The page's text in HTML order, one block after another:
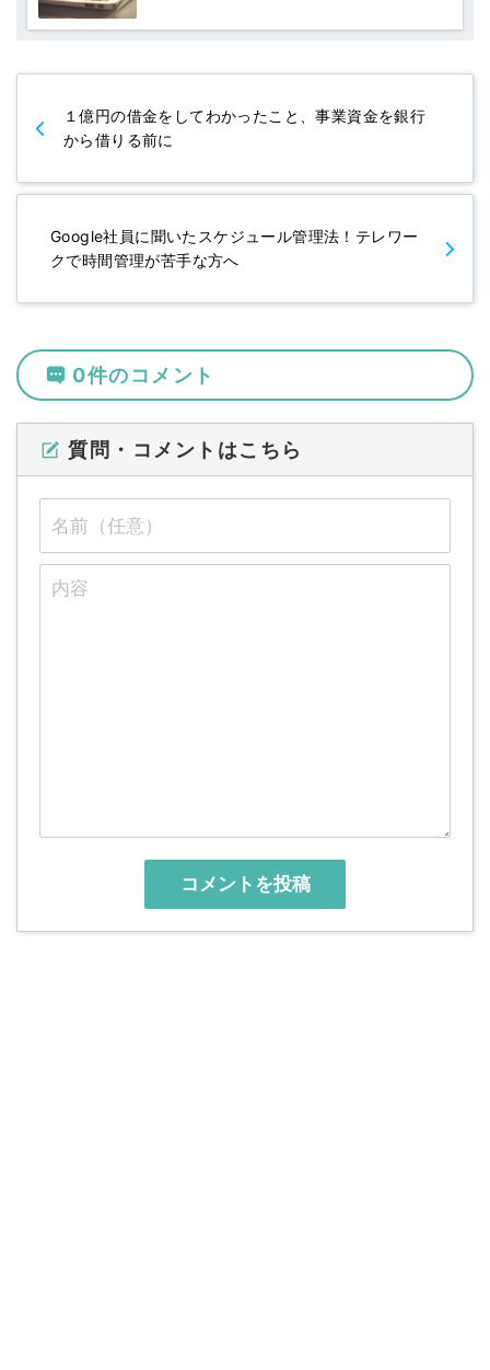
１億円の借金をしてわかったこと、事業資金を銀行
から借りる前に
Google社員に聞いたスケジュール管理法！テレワー
クで時間管理が苦手な方へ
0件のコメント
質問・コメントはこちら